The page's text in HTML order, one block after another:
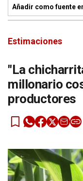
Añadir como fuente
Estimaciones
"La
millonario
productores